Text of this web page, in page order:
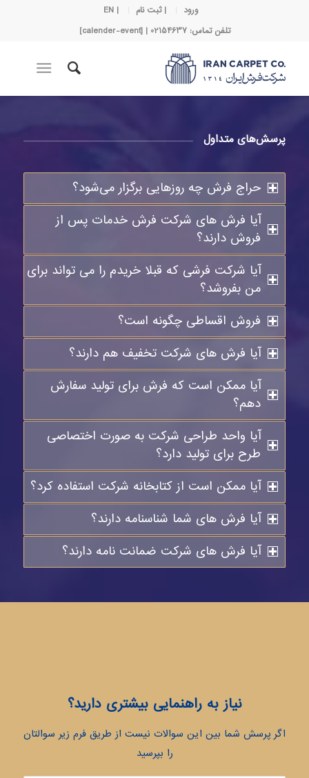
ورود | ثبت نام
| EN
تلفن تماس: 02154637 | [calender-event]
پرسش‌های متداول
حراج فرش چه روزهایی برگزار می‌شود؟
آیا فرش های شرکت فرش خدمات پس از
فروش دارند؟
آیا شرکت فرشی که قبلا خریدم را می تواند برای
من بفروشد؟
فروش اقساطی چگونه است؟
آیا فرش های شرکت تخفیف هم دارند؟
آیا ممکن است که فرش برای تولید سفارش
دهم؟
آیا واحد طراحی شرکت به صورت اختصاصی
طرح برای تولید دارد؟
آیا ممکن است از کتابخانه شرکت استفاده کرد؟
آیا فرش های شما شناسنامه دارند؟
آیا فرش های شرکت ضمانت نامه دارند؟
نیاز به راهنمایی بیشتری دارید؟
اگر پرسش شما بین این سوالات نیست از طریق فرم زیر سوالتان
را بپرسید